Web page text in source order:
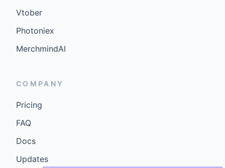
Vtober
Photoniex
MerchmindAI
COMPANY
Pricing
FAQ
Docs
Updates